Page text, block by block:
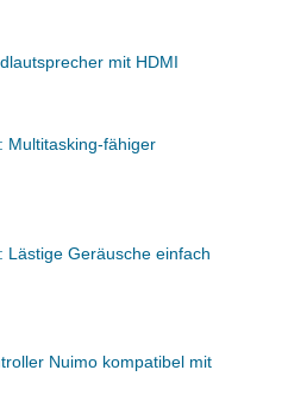
mit HDMI
Multitasking-fähiger
Lästige Geräusche einfach
Nuimo kompatibel mit